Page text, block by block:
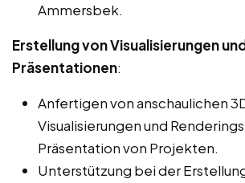
Ammersbek.
Erstellung von Visualisierungen
Präsentationen:
Anfertigen von anschaulichen
Visualisierungen und
Präsentation von Projekten.
Unterstützung bei der